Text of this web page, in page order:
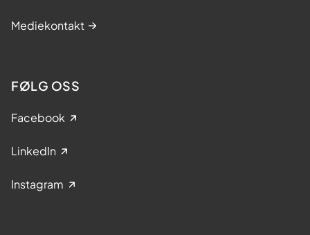
Mediekontakt
FØLG OSS
Facebook
LinkedIn
Instagram